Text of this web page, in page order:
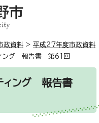
政資料 > 平成27年度市政資料
ィング 報告書 第61回
ィング 報告書